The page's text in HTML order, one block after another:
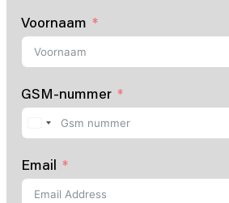
Voornaam
GSM-nummer
Email